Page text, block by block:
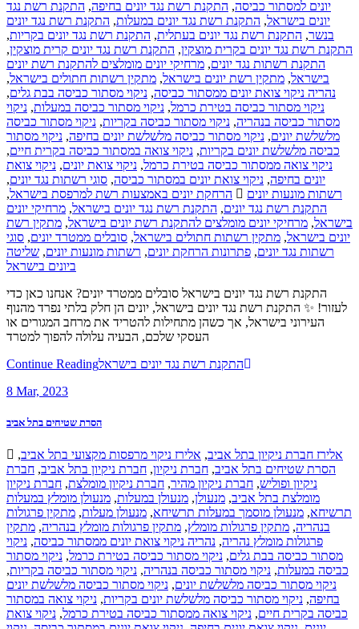
יונים למסתור כביסה, התקנת רשת נגד יונים בחיפה, התקנת רשת נגד
יונים בישראל, התקנת רשת נגד יונים במעלות, התקנת רשת נגד יונים
בנשר, התקנת רשת נגד יונים בעתלית, התקנת רשת נגד יונים בקריות,
התקנת רשת נגד יונים בקרית מוצקין, התקנת רשת נגד יונים קרית מוצקין,
התקנת רשתות נגד יונים, מרחיקי יונים מומלצים להתקנת רשת יונים
בישראל, מתקין רשת יונים בישראל, מתקין רשתות חתולים בישראל,
נהריה ניקוי צואת יונים ממסתור כביסה, ניקוי מסתור כביסה בבת גלים,
ניקוי מסתור כביסה בטירת כרמל, ניקוי מסתור כביסה במעלות, ניקוי
מסתור כביסה בנהריה, ניקוי מסתור כביסה בקריות, ניקוי מסתור כביסה
מלשלשת יונים, ניקוי מסתור כביסה מלשלשת יונים בחיפה, ניקוי מסתור
כביסה מלשלשת יונים בקריות, ניקוי צואה במסתור כביסה בקרית חיים,
ניקוי צואה ממסתור כביסה בטירת כרמל, ניקוי צואת יונים, ניקוי צואת
יונים בחיפה, ניקוי צואת יונים במסתור כביסה, סוגי רשתות נגד יונים,
רשתות מונעות יונים
הרחקת יונים באמצעות רשת למרפסת בישראל,
התקנת רשת נגד יונים, התקנת רשת נגד יונים בישראל, מרחיקי יונים
בישראל, מרחיקי יונים מומלצים להתקנת רשת יונים בישראל, מתקין רשת
יונים בישראל, מתקין רשתות חתולים בישראל, סובלים ממטרד יונים, סוגי
רשתות נגד יונים, פתרונות הרחקת יונים, רשתות מונעות יונים, שליטה
ביונים בישראל
התקנת רשת נגד יונים בישראל סובלים ממטרד יונים? אנחנו כאן כדי
לעזור! ✨ התקנת רשת נגד יונים בישראל, יונים הן חלק בלתי נפרד מהנוף
העירוני בישראל, אך כשהן מתחילות להטריד את מרחב המגורים או
העסקי שלכם, הבעיה עלולה להפוך למטרד
Continue Readingהתקנת רשת נגד יונים בישראל
8 Mar, 2023
הסרת שטיחים בתל אביב
אלירז חברת ניקיון בתל אביב, אלירז ניקוי מרפסות מקצועי בתל אביב,
הסרת שטיחים בתל אביב, חברת ניקיון, חברת ניקיון בתל אביב, חברת
ניקיון ופוליש, חברת ניקיון מהיר, חברת ניקיון מומלצת, חברת ניקיון
מומלצת בתל אביב, מנעולן, מנעולן במעלות, מנעולן מומלץ במעלות
תרשיחא, מנעולן מוסמך במעלות תרשיחא, מנעולן מעלות, מתקין פרגולות
בנהריה, מתקין פרגולות מומלץ, מתקין פרגולות מומלץ בנהריה, מתקין
פרגולות מומלץ נהריה, נהריה ניקוי צואת יונים ממסתור כביסה, ניקוי
מסתור כביסה בבת גלים, ניקוי מסתור כביסה בטירת כרמל, ניקוי מסתור
כביסה במעלות, ניקוי מסתור כביסה בנהריה, ניקוי מסתור כביסה בקריות,
ניקוי מסתור כביסה מלשלשת יונים, ניקוי מסתור כביסה מלשלשת יונים
בחיפה, ניקוי מסתור כביסה מלשלשת יונים בקריות, ניקוי צואה במסתור
כביסה בקרית חיים, ניקוי צואה ממסתור כביסה בטירת כרמל, ניקוי צואת